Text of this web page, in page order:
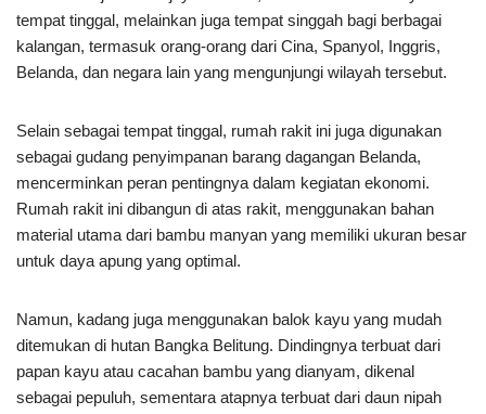
tempat tinggal, melainkan juga tempat singgah bagi berbagai
kalangan, termasuk orang-orang dari Cina, Spanyol, Inggris,
Belanda, dan negara lain yang mengunjungi wilayah tersebut.
Selain sebagai tempat tinggal, rumah rakit ini juga digunakan
sebagai gudang penyimpanan barang dagangan Belanda,
mencerminkan peran pentingnya dalam kegiatan ekonomi.
Rumah rakit ini dibangun di atas rakit, menggunakan bahan
material utama dari bambu manyan yang memiliki ukuran besar
untuk daya apung yang optimal.
Namun, kadang juga menggunakan balok kayu yang mudah
ditemukan di hutan Bangka Belitung. Dindingnya terbuat dari
papan kayu atau cacahan bambu yang dianyam, dikenal
sebagai pepuluh, sementara atapnya terbuat dari daun nipah